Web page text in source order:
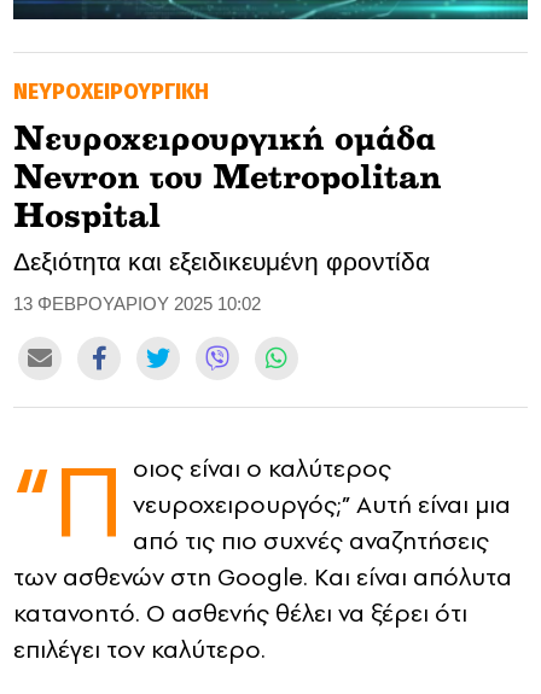
SOOZIE’S FRIENDS
CULTURE
TASTELAND
TECH
HEALTH
MEDIALAND
SPORTS
DIA Y NOCHE
CONTACT
ADVERTISE
ΝΕΥΡΟΧΕΙΡΟΥΡΓΙΚΗ
Νευροχειρουργική ομάδα
Nevron του Metropolitan
Hospital
Δεξιότητα και εξειδικευμένη φροντίδα
13 ΦΕΒΡΟΥΑΡΙΟΥ 2025 10:02
“Π οιος είναι ο καλύτερος
νευροχειρουργός;” Αυτή είναι μια
από τις πιο συχνές αναζητήσεις
των ασθενών στη Google. Και είναι απόλυτα
κατανοητό. Ο ασθενής θέλει να ξέρει ότι
επιλέγει τον καλύτερο.